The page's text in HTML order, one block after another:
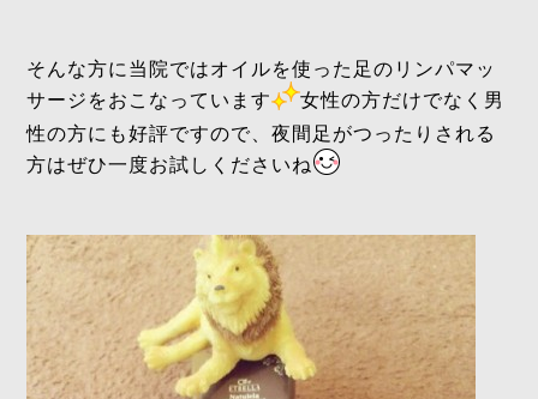
そんな方に当院ではオイルを使った足のリンパマッ
サージをおこなっています
女性の方だけでなく男
性の方にも好評ですので、夜間足がつったりされる
方はぜひ一度お試しくださいね